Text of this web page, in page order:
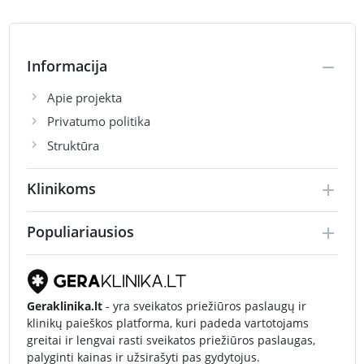
Informacija
Apie projekta
Privatumo politika
Struktūra
Klinikoms
Populiariausios
Geraklinika.lt- yra sveikatos priežiūros paslaugų ir
klinikų paieškos platforma, kuri padeda vartotojams
greitai ir lengvai rasti sveikatos priežiūros paslaugas,
palyginti kainas ir užsirašyti pas gydytojus.